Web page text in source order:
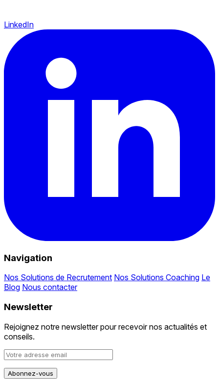
LinkedIn
Navigation
Nos Solutions de Recrutement Nos Solutions Coaching Le
Blog Nous contacter
Newsletter
Rejoignez notre newsletter pour recevoir nos actualités et
conseils.